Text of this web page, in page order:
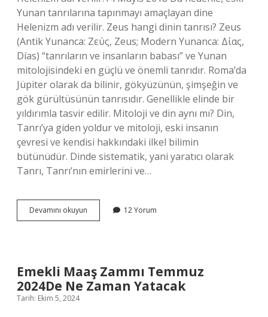
Yunan tanrılarına tapınmayı amaçlayan dine
Helenizm adı verilir. Zeus hangi dinin tanrısı? Zeus
(Antik Yunanca: Ζεύς, Zeus; Modern Yunanca: Δίας,
Días) “tanrıların ve insanların babası” ve Yunan
mitolojisindeki en güçlü ve önemli tanrıdır. Roma’da
Jüpiter olarak da bilinir, gökyüzünün, şimşeğin ve
gök gürültüsünün tanrısıdır. Genellikle elinde bir
yıldırımla tasvir edilir. Mitoloji ve din aynı mı? Din,
Tanrı’ya giden yoldur ve mitoloji, eski insanın
çevresi ve kendisi hakkındaki ilkel bilimin
bütünüdür. Dinde sistematik, yani yaratıcı olarak
Tanrı, Tanrı’nın emirlerini ve…
Devamını okuyun
Mitolojisi
12 Yorum
Emekli Maaş Zammı Temmuz
2024De Ne Zaman Yatacak
Tarih: Ekim 5, 2024